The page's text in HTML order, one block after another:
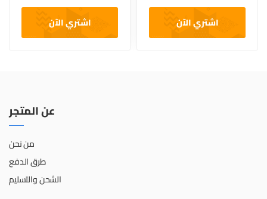
اشتري الآن
اشتري الآن
عن المتجر
من نحن
طرق الدفع
الشحن والتسليم